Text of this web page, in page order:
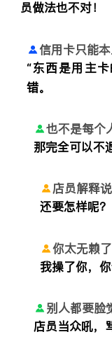
员做法也不对！
信用卡只能
“东西是用主
错。
也不是每个
那完全可以不
店员解释
还要怎样呢？
你太无赖了
我操了你，
别人都要脸
店员当众吼，